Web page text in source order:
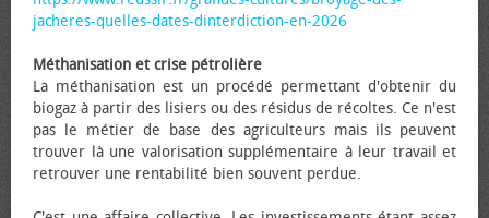
jacheres-quelles-dates-dinterdiction-en-2026
Méthanisation et crise pétrolière
La méthanisation est un procédé permettant d'obtenir du
biogaz à partir des lisiers ou des résidus de récoltes. Ce n'est
pas le métier de base des agriculteurs mais ils peuvent
trouver là une valorisation supplémentaire à leur travail et
retrouver une rentabilité bien souvent perdue.